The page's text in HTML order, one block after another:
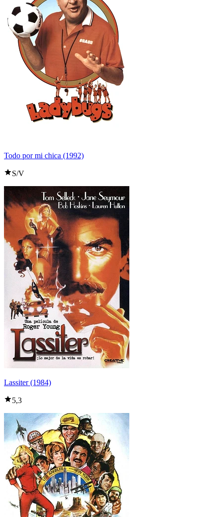
Todo por mi chica (1992)
S/V
Lassiter (1984)
5,3